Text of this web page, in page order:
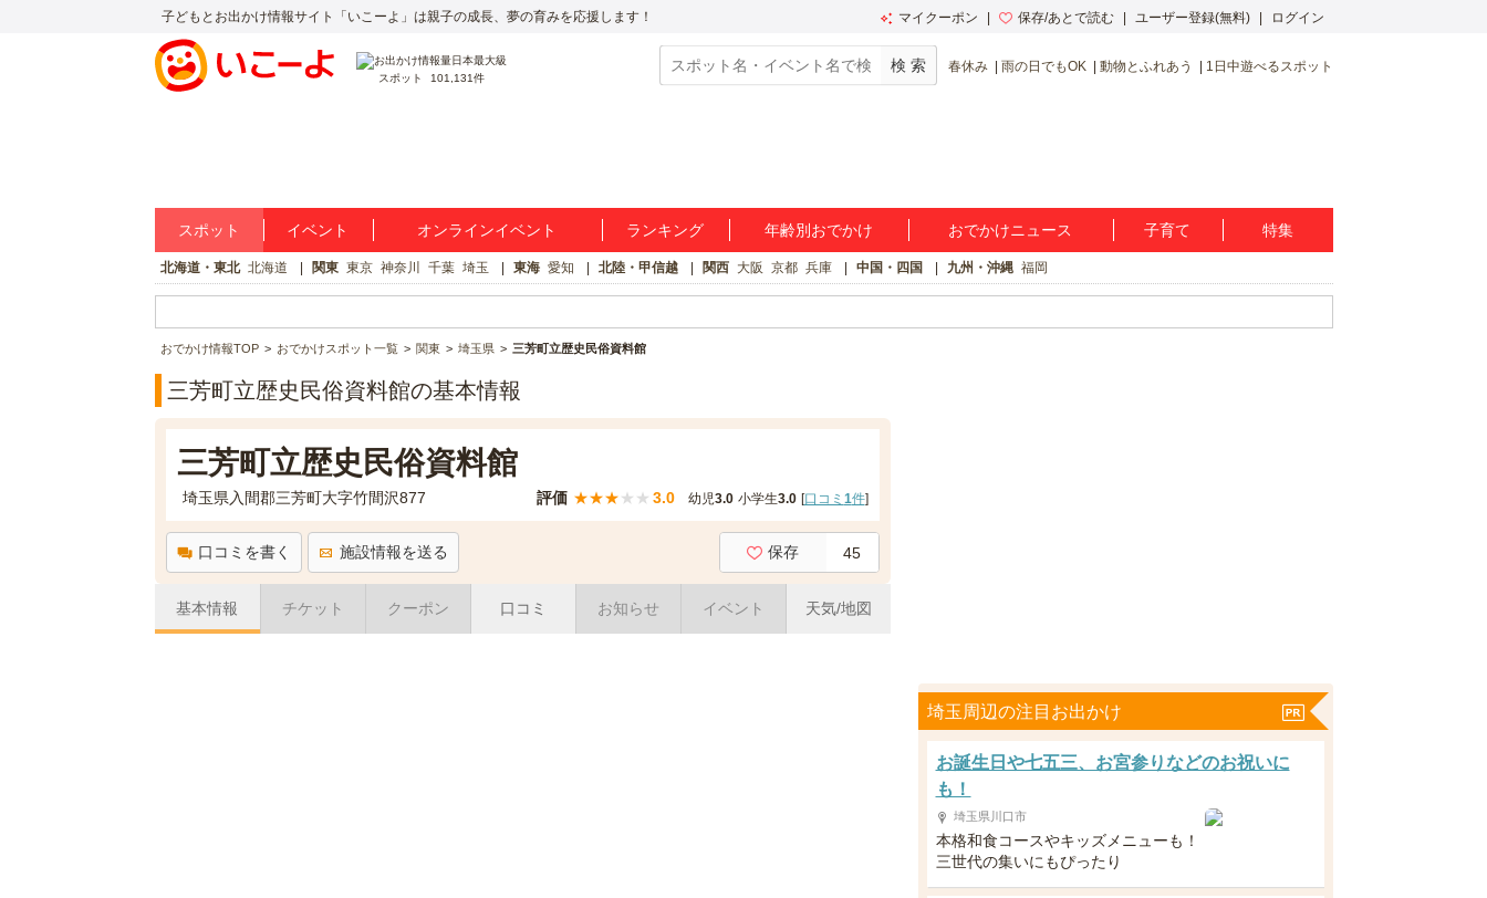
子どもとお出かけ情報サイト「いこーよ」は親子の成長、夢の育みを応援します！ マイクーポン 保存/あとで読む ユーザー登録(無料) ログイン
スポット 101,131件
春休み 雨の日でもOK 動物とふれあう 1日中遊べるスポット
スポット イベント オンラインイベント ランキング 年齢別おでかけ おでかけニュース 子育て 特集
北海道・東北 北海道 関東 東京 神奈川 千葉 埼玉 東海 愛知 北陸・甲信越 関西 大阪 京都 兵庫 中国・四国 九州・沖縄 福岡
おでかけ情報TOP おでかけスポット一覧 関東 埼玉県 三芳町立歴史民俗資料館
三芳町立歴史民俗資料館の基本情報
三芳町立歴史民俗資料館
埼玉県入間郡三芳町大字竹間沢877 評価 ★★★★ ★ 3.0 幼児3.0 小学生3.0 [口コミ 1件]
口コミを書く 施設情報を送る 保存 45
基本情報 チケット クーポン 口コミ お知らせ イベント 天気/地図
埼玉周辺の注目お出かけ
お誕生日や七五三、お宮参りなどのお祝いに
も！
埼玉県川口市
本格和食コースやキッズメニューも！
三世代の集いにもぴったり